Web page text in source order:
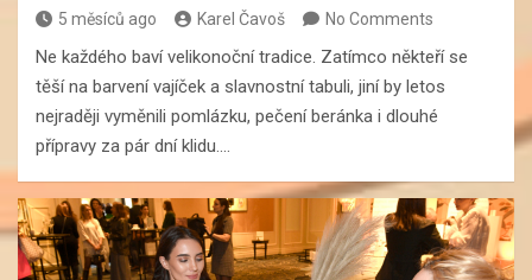
5 měsíců ago Karel Čavoš No Comments
Ne každého baví velikonoční tradice. Zatímco někteří se
těší na barvení vajíček a slavnostní tabuli, jiní by letos
nejraději vyměnili pomlázku, pečení beránka i dlouhé
přípravy za pár dní klidu.…